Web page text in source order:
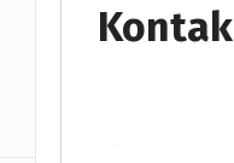
Kontak